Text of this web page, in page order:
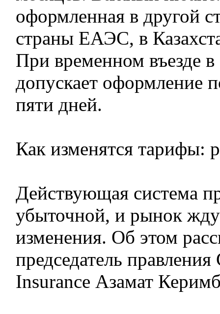
оформленная в другой
страны ЕАЭС, в
При временном въезде в
допускает оформление
пяти дней.
Как изменятся тарифы:
Действующая система
убыточной, и рынок
изменения. Об этом
председатель
Insurance Азамат